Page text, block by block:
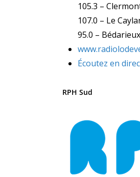
105.3 –
107.0 – Le
95.0 – Bédarieux
Écoutez en
RPH Sud